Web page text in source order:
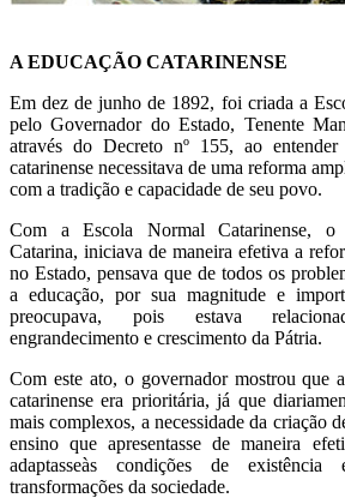
A EDUCAÇÃO CATARINENSE
Em dez de junho de 1892, foi criada a
pelo Governador do Estado, Tenente
através do Decreto nº 155, ao
catarinense necessitava de uma reforma
com a tradição e capacidade de seu povo.
Com a Escola Normal Catarinense, o
Catarina, iniciava de maneira efetiva a
no Estado, pensava que de todos os
a educação, por sua magnitude e
preocupava, pois estava
engrandecimento e crescimento da Pátria.
Com este ato, o governador mostrou que
catarinense era prioritária, já que
mais complexos, a necessidade da criação
ensino que apresentasse de maneira
adaptasseàs condições de
transformações da sociedade.